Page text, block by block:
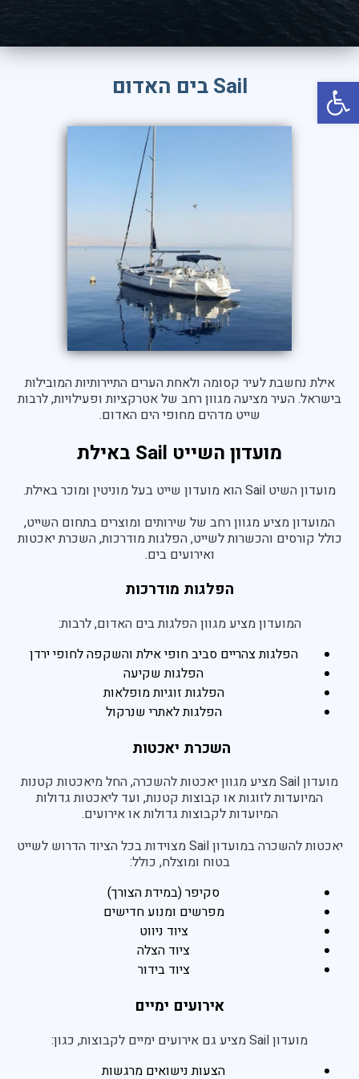
פתח סרגל נגישות
איטליה
אירופה
רודוס
טורקיה
אמסטרדם
תאילנד
ניו יורק
פאריז
לונדון
רומא
פראג
בהוד השרון
בהרצליה
ברמת השרון
ברעננה
בנתניה
בקיסריה
חיפה
Sail בים האדום
אילת נחשבת לעיר קסומה ולאחת הערים התיירותיות המובילות
בישראל. העיר מציעה מגוון רחב של אטרקציות ופעילויות, לרבות
שייט מדהים מחופי הים האדום.
מועדון השייט Sail באילת
מועדון השיט Sail הוא מועדון שייט בעל מוניטין ומוכר באילת.
המועדון מציע מגוון רחב של שירותים ומוצרים בתחום השייט,
כולל קורסים והכשרות לשייט, הפלגות מודרכות, השכרת יאכטות
ואירועים בים.
הפלגות מודרכות
המועדון מציע מגוון הפלגות בים האדום, לרבות:
הפלגות צהריים סביב חופי אילת והשקפה לחופי ירדן
הפלגות שקיעה
הפלגות זוגיות מופלאות
הפלגות לאתרי שנרקול
השכרת יאכטות
מועדון Sail מציע מגוון יאכטות להשכרה, החל מיאכטות קטנות
המיועדות לזוגות או קבוצות קטנות, ועד ליאכטות גדולות
המיועדות לקבוצות גדולות או אירועים.
יאכטות להשכרה במועדון Sail מצוידות בכל הציוד הדרוש לשייט
בטוח ומוצלח, כולל:
סקיפר (במידת הצורך)
מפרשים ומנוע חדישים
ציוד ניווט
ציוד הצלה
ציוד בידור
אירועים ימיים
מועדון Sail מציע גם אירועים ימיים לקבוצות, כגון:
הצעות נישואים מרגשות